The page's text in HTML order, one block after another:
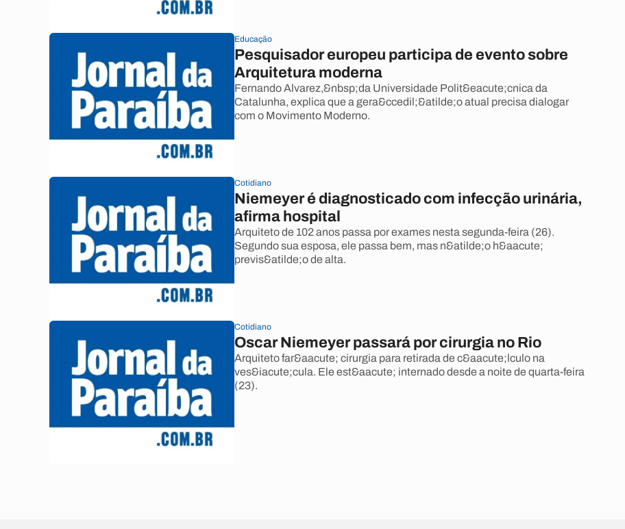
Educação
Pesquisador europeu participa de evento sobre
Arquitetura moderna
Fernando Alvarez,&nbsp;da Universidade Polit&eacute;cnica da
Catalunha, explica que a gera&ccedil;&atilde;o atual precisa dialogar
com o Movimento Moderno.
Cotidiano
Niemeyer é diagnosticado com infecção urinária,
afirma hospital
Arquiteto de 102 anos passa por exames nesta segunda-feira (26).
Segundo sua esposa, ele passa bem, mas n&atilde;o h&aacute;
previs&atilde;o de alta.
Cotidiano
Oscar Niemeyer passará por cirurgia no Rio
Arquiteto far&aacute; cirurgia para retirada de c&aacute;lculo na
ves&iacute;cula. Ele est&aacute; internado desde a noite de quarta-feira
(23).